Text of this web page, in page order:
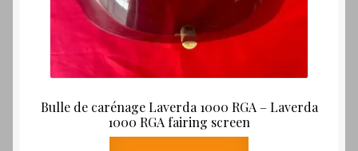
Bulle de carénage Laverda 1000 RGA – Laverda
1000 RGA fairing screen